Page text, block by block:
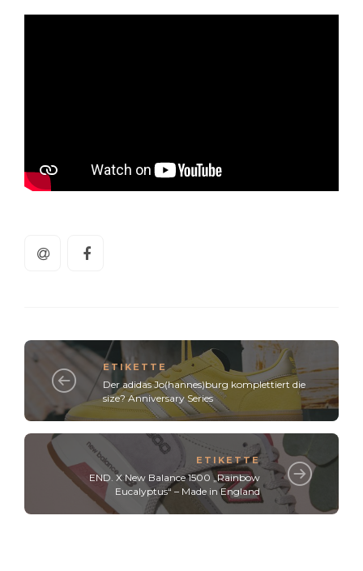
ETIKETTE
Der adidas Jo(hannes)burg komplettiert die
size? Anniversary Series
ETIKETTE
END. X New Balance 1500 „Rainbow
Eucalyptus“ – Made in England